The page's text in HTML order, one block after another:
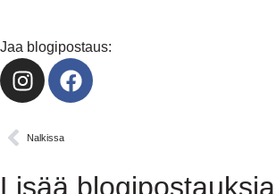
Jaa blogipostaus:
Nalkissa
Lisää blogipostauksia